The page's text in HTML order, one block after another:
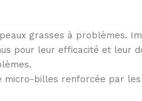
grasses à problèmes.
pour leur efficacité et leur
micro-billes renforcée par